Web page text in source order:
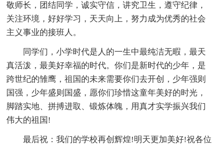
敬师长，团结同学，诚实守信，讲究卫生，遵守纪律，
关注环境，好好学习，天天向上，努力成为优秀的社会
主义事业的接班人。
同学们，小学时代是人的一生中最纯洁无暇，最天
真活泼，最美好幸福的时代。你们是新时代的少年，是
跨世纪的雏鹰，祖国的未来需要你们去开创，少年强则
国强，少年盛则国盛，愿你们珍惜这童年美好的时光，
脚踏实地、拼搏进取、锻炼体魄，用真才实学振兴我们
伟大的祖国!
最后祝：我们的学校再创辉煌!明天更加美好!祝各位